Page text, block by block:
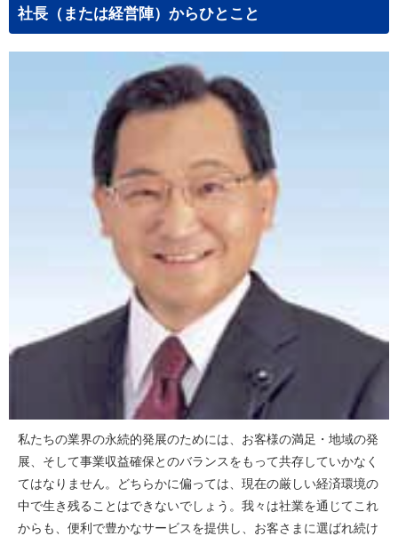
社長（または経営陣）からひとこと
私たちの業界の永続的発展のためには、お客様の満足・地域の発
展、そして事業収益確保とのバランスをもって共存していかなく
てはなりません。どちらかに偏っては、現在の厳しい経済環境の
中で生き残ることはできないでしょう。我々は社業を通じてこれ
からも、便利で豊かなサービスを提供し、お客さまに選ばれ続け